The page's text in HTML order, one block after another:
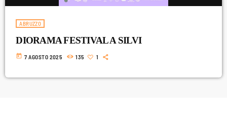
ABRUZZO
DIORAMA FESTIVAL A SILVI
today 7 AGOSTO 2025 135 1